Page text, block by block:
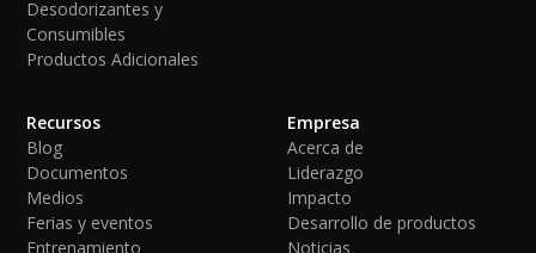
Desodorizantes y
Consumibles
Productos Adicionales
Recursos
Blog
Documentos
Medios
Ferias y eventos
Entrenamiento
Empresa
Acerca de
Liderazgo
Impacto
Desarrollo de productos
Noticias